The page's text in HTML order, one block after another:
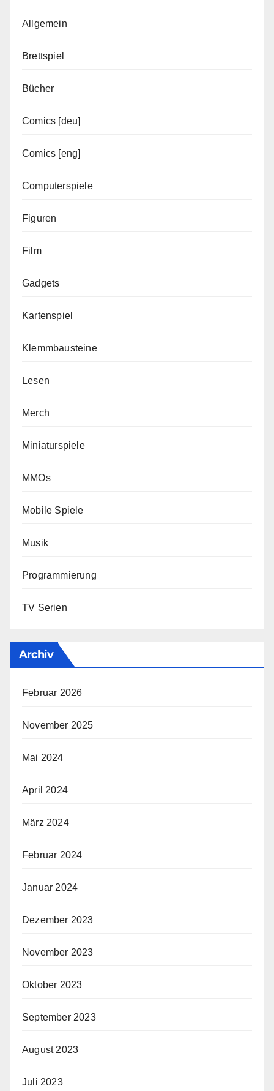
Allgemein
Brettspiel
Bücher
Comics [deu]
Comics [eng]
Computerspiele
Figuren
Film
Gadgets
Kartenspiel
Klemmbausteine
Lesen
Merch
Miniaturspiele
MMOs
Mobile Spiele
Musik
Programmierung
TV Serien
Archiv
Februar 2026
November 2025
Mai 2024
April 2024
März 2024
Februar 2024
Januar 2024
Dezember 2023
November 2023
Oktober 2023
September 2023
August 2023
Juli 2023